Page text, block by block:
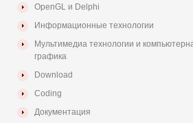
OpenGL и Delphi
Информационные технологии
Мультимедиа технологии и
графика
Download
Coding
Документация